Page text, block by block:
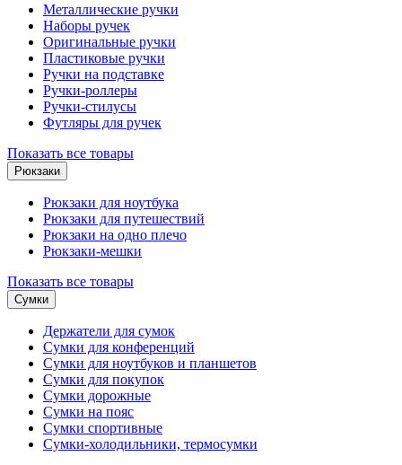
Металлические ручки
Наборы ручек
Оригинальные ручки
Пластиковые ручки
Ручки на подставке
Ручки-роллеры
Ручки-стилусы
Футляры для ручек
Показать все товары
Рюкзаки
Рюкзаки для ноутбука
Рюкзаки для путешествий
Рюкзаки на одно плечо
Рюкзаки-мешки
Показать все товары
Сумки
Держатели для сумок
Сумки для конференций
Сумки для ноутбуков и планшетов
Сумки для покупок
Сумки дорожные
Сумки на пояс
Сумки спортивные
Сумки-холодильники, термосумки